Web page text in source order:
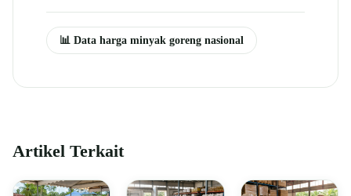
📊 Data harga minyak goreng nasional
Artikel Terkait